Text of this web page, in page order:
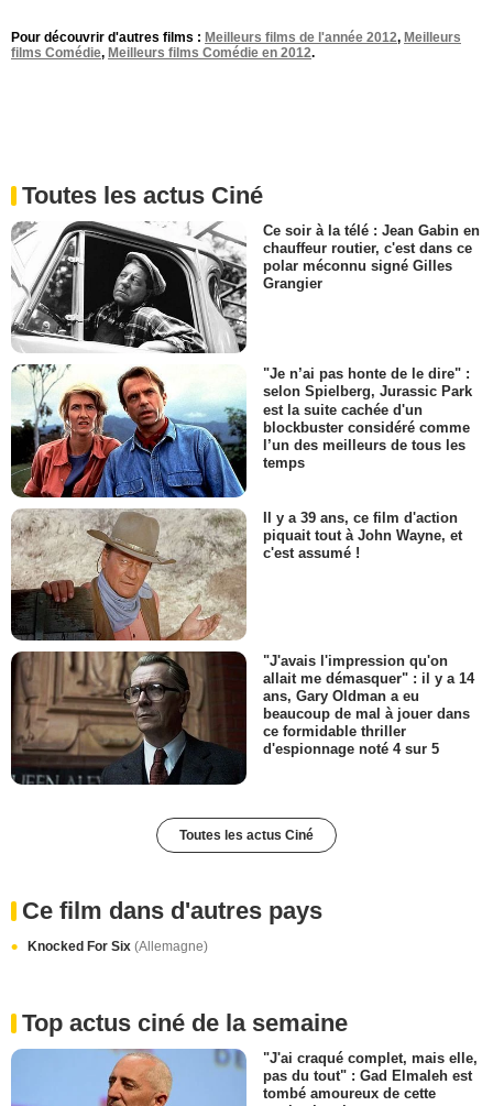
Pour découvrir d'autres films : Meilleurs films de l'année 2012, Meilleurs
films Comédie, Meilleurs films Comédie en 2012.
Toutes les actus Ciné
Ce soir à la télé : Jean Gabin en
chauffeur routier, c'est dans ce
polar méconnu signé Gilles
Grangier
"Je n’ai pas honte de le dire" :
selon Spielberg, Jurassic Park
est la suite cachée d'un
blockbuster considéré comme
l’un des meilleurs de tous les
temps
Il y a 39 ans, ce film d'action
piquait tout à John Wayne, et
c'est assumé !
"J'avais l'impression qu'on
allait me démasquer" : il y a 14
ans, Gary Oldman a eu
beaucoup de mal à jouer dans
ce formidable thriller
d'espionnage noté 4 sur 5
Toutes les actus Ciné
Ce film dans d'autres pays
Knocked For Six (Allemagne)
Top actus ciné de la semaine
"J'ai craqué complet, mais elle,
pas du tout" : Gad Elmaleh est
tombé amoureux de cette